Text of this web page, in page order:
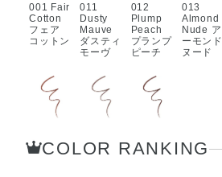
001 Fair
Cotton
フェア
コットン
011
Dusty
Mauve
ダスティ
モーヴ
012
Plump
Peach
プランプ
ピーチ
013
Almond
Nude ア
ーモンド
ヌード
Spiced
Cacao
Nude ト
t Nude
COLOR RANKING